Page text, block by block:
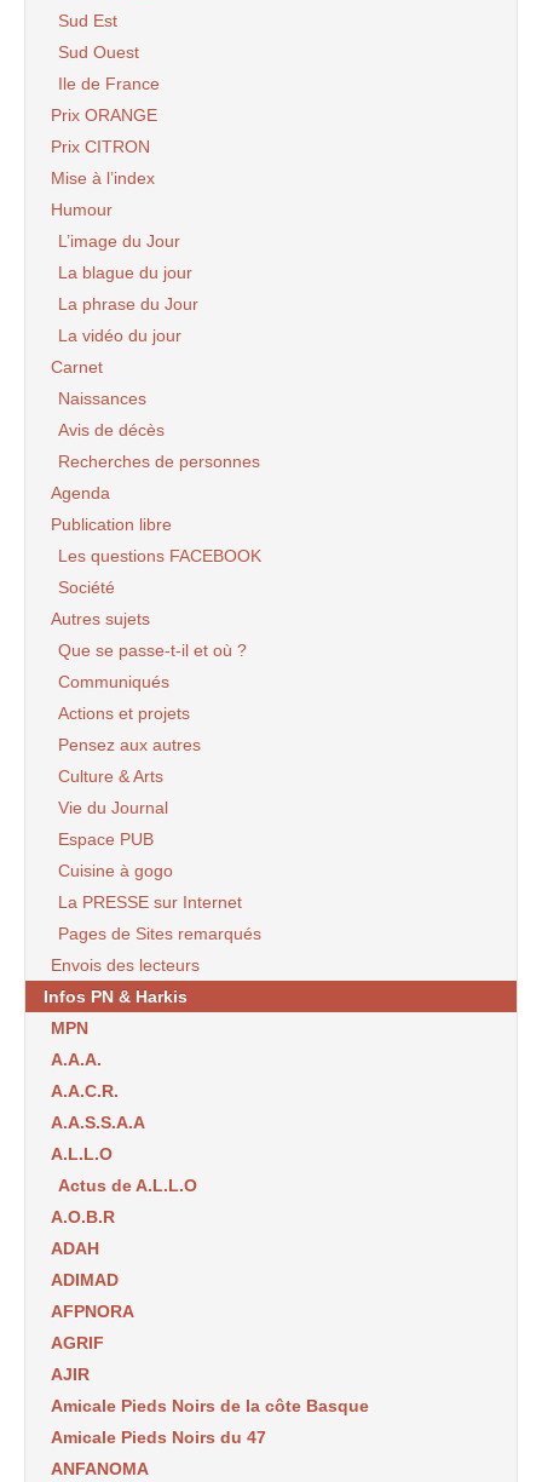
Sud Est
Sud Ouest
Ile de France
Prix ORANGE
Prix CITRON
Mise à l’index
Humour
L’image du Jour
La blague du jour
La phrase du Jour
La vidéo du jour
Carnet
Naissances
Avis de décès
Recherches de personnes
Agenda
Publication libre
Les questions FACEBOOK
Société
Autres sujets
Que se passe-t-il et où ?
Communiqués
Actions et projets
Pensez aux autres
Culture & Arts
Vie du Journal
Espace PUB
Cuisine à gogo
La PRESSE sur Internet
Pages de Sites remarqués
Envois des lecteurs
Infos PN & Harkis
MPN
A.A.A.
A.A.C.R.
A.A.S.S.A.A
A.L.L.O
Actus de A.L.L.O
A.O.B.R
ADAH
ADIMAD
AFPNORA
AGRIF
AJIR
Amicale Pieds Noirs de la côte Basque
Amicale Pieds Noirs du 47
ANFANOMA